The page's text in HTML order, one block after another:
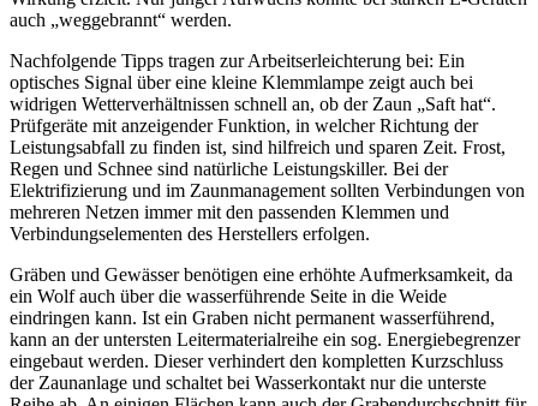
auch „weggebrannt“ werden.
Nachfolgende Tipps tragen zur Arbeitserleichterung bei: Ein
optisches Signal über eine kleine Klemmlampe zeigt auch bei
widrigen Wetterverhältnissen schnell an, ob der Zaun „Saft hat“.
Prüfgeräte mit anzeigender Funktion, in welcher Richtung der
Leistungsabfall zu finden ist, sind hilfreich und sparen Zeit. Frost,
Regen und Schnee sind natürliche Leistungskiller. Bei der
Elektrifizierung und im Zaunmanagement sollten Verbindungen von
mehreren Netzen immer mit den passenden Klemmen und
Verbindungselementen des Herstellers erfolgen.
Gräben und Gewässer benötigen eine erhöhte Aufmerksamkeit, da
ein Wolf auch über die wasserführende Seite in die Weide
eindringen kann. Ist ein Graben nicht permanent wasserführend,
kann an der untersten Leitermaterialreihe ein sog. Energiebegrenzer
eingebaut werden. Dieser verhindert den kompletten Kurzschluss
der Zaunanlage und schaltet bei Wasserkontakt nur die unterste